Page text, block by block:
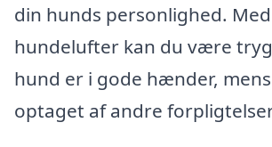
din hunds personlighed.
hundelufter kan du være
hund er i gode hænder,
optaget af andre